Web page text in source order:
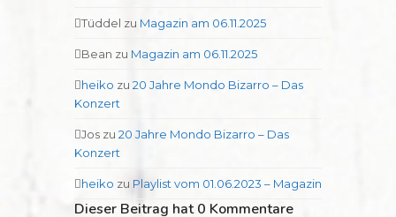
Tüddel zu Magazin am 06.11.2025
Bean zu Magazin am 06.11.2025
heiko zu 20 Jahre Mondo Bizarro – Das
Konzert
Jos zu 20 Jahre Mondo Bizarro – Das
Konzert
heiko zu Playlist vom 01.06.2023 – Magazin
Dieser Beitrag hat 0 Kommentare